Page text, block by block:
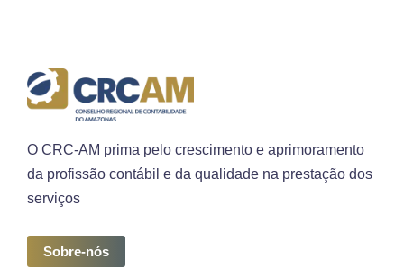
O CRC-AM prima pelo crescimento e aprimoramento
da profissão contábil e da qualidade na prestação dos
serviços
Sobre-nós